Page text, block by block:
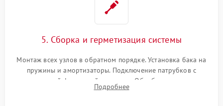
5. Сборка и герметизация системы
Монтаж всех узлов в обратном порядке. Установка бака на
пружины и амортизаторы. Подключение патрубков с
надежной фиксацией хомутами. Обработка стыков
герметиком для предотвращения возможных протечек воды.
Подробнее